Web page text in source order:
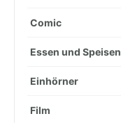
Comic
Essen und Speisen
Einhörner
Film